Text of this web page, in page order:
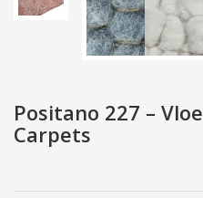
Positano 227 –
Carpets